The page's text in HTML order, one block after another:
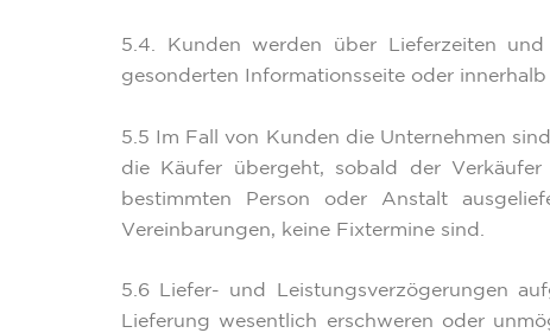
5.4. Kunden werden über Lieferzeiten
gesonderten Informationsseite oder
5.5 Im Fall von Kunden die Unternehmen
die Käufer übergeht, sobald der
bestimmten Person oder Anstalt
Vereinbarungen, keine Fixtermine sind.
5.6 Liefer- und Leistungsverzögerungen
Lieferung wesentlich erschweren oder